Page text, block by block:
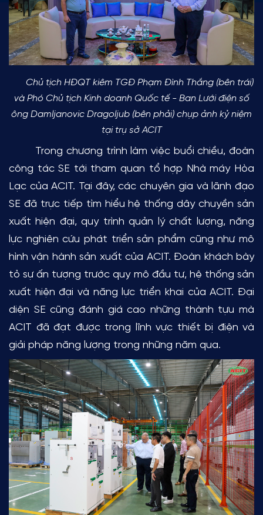
Chủ tịch HĐQT kiêm TGĐ Phạm Đình Thắng (bên trái)
và Phó Chủ tịch Kinh doanh Quốc tế - Ban Lưới điện số
ông Damljanovic Dragoljub (bên phải) chụp ảnh kỷ niệm
tại trụ sở ACIT
Trong chương trình làm việc buổi chiều, đoàn
công tác SE tới tham quan tổ hợp Nhà máy Hòa
Lạc của ACIT. Tại đây, các chuyên gia và lãnh đạo
SE đã trực tiếp tìm hiểu hệ thống dây chuyền sản
xuất hiện đại, quy trình quản lý chất lượng, năng
lực nghiên cứu phát triển sản phẩm cũng như mô
hình vận hành sản xuất của ACIT. Đoàn khách bày
tỏ sự ấn tượng trước quy mô đầu tư, hệ thống sản
xuất hiện đại và năng lực triển khai của ACIT. Đại
diện SE cũng đánh giá cao những thành tựu mà
ACIT đã đạt được trong lĩnh vực thiết bị điện và
giải pháp năng lượng trong những năm qua.